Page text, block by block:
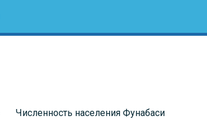
Численность населения Фунабаси